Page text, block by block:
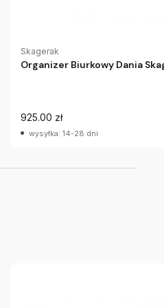
Skagerak
Organizer Biurkowy Dania
925.00 zł
wysyłka: 14-28 dni